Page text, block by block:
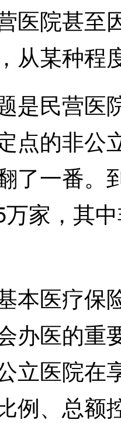
医院甚至
从某种程
民营医
点的非公
了一番。
家，其
医疗保
办医的重
立医院在
例、总额